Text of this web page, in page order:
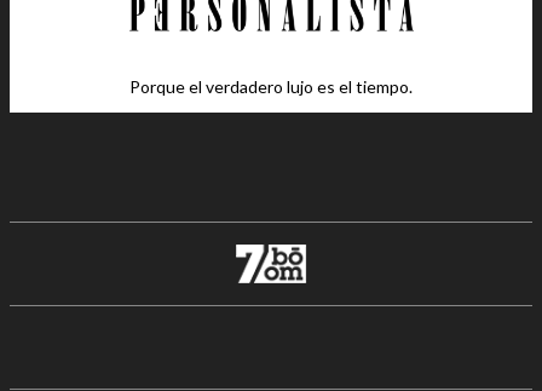
Porque el verdadero lujo es el tiempo.